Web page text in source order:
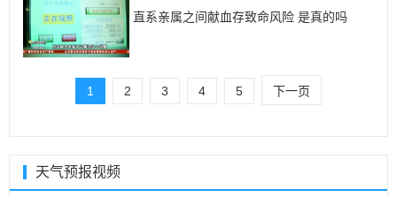
直系亲属之间献血存致命风险 是真的吗
1 2 3 4 5 下一页
天气预报视频